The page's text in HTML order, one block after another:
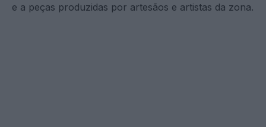
e a peças produzidas por artesãos e artistas da zona.